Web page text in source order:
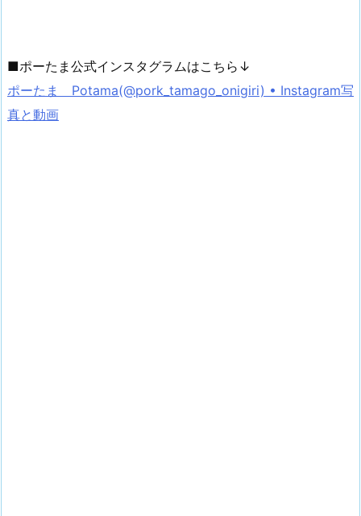
■ポーたま公式インスタグラムはこちら↓
ポーたま Potama(@pork_tamago_onigiri) • Instagram写
真と動画